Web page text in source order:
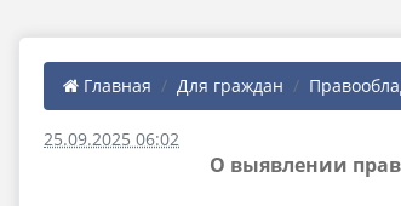
Главная Для граждан
25.09.2025 06:02
О выявлении